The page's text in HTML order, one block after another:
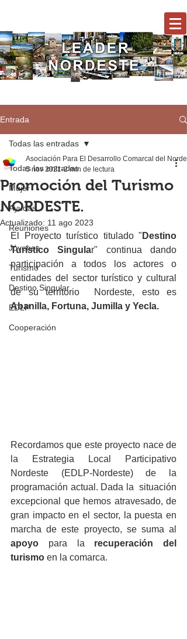
Entrada
Todas las entradas
Mujer
Ayudas
Reuniones
Jóvenes
Turismo
Destino Singular
EDLP
Cooperación
Todas las entradas
Promoción del Turismo
NORDESTE.
Asociación Para El Desarrollo Comarcal del
5 nov 2021 2 min de lectura
Actualizado: 11 ago 2023
El Proyecto turístico titulado " Destino
Turístico Singular" continua dando
participación a todos los actores o
entidades del sector turístico y cultural
Abanilla, Fortuna, Jumilla y Yecla.
Recordamos que este proyecto nace de
la Estrategia Local Participativo
Nordeste (EDLP-Nordeste) de la
programación actual. Dada la  situación
excepcional que hemos atravesado, de
gran impacto en el sector, la puesta en
apoyo para la recuperación del
turismo en la comarca.